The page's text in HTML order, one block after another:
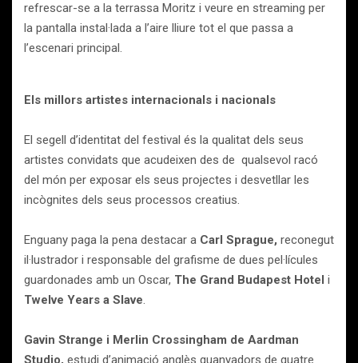
refrescar-se a la terrassa Moritz i veure en streaming per
la pantalla instal·lada a l’aire lliure tot el que passa a
l’escenari principal.
Els millors artistes internacionals i nacionals
El segell d’identitat del festival és la qualitat dels seus
artistes convidats que acudeixen des de qualsevol racó
del món per exposar els seus projectes i desvetllar les
incògnites dels seus processos creatius.
Enguany paga la pena destacar a Carl Sprague, reconegut
il·lustrador i responsable del grafisme de dues pel·lícules
guardonades amb un Oscar, The Grand Budapest Hotel i
Twelve Years a Slave.
Gavin Strange i Merlin Crossingham de Aardman
Studio, estudi d’animació anglès guanyadors de quatre